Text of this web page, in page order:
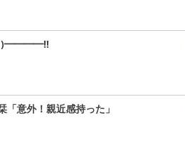
ﾟ)━━━━!!
意外！親近感持った」